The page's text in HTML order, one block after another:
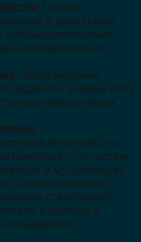
Полная
и дизельных
автоматических
Обслуживание
подвесок, замена всех
рулевых
работы
— от систем
и мультимедиа.
Полный комплекс
стапельного
и окраску в
стандартами.